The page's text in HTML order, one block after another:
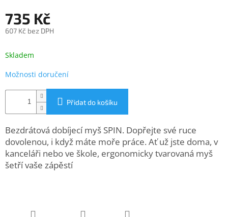
Rozšíření
záruk
a
pojištění
Splátky
Gaming
Telefony
tablety
735 Kč
607 Kč bez DPH
cena:
Skladem
Možnosti doručení
Přidat do košíku
Bezdrátová dobíjecí myš SPIN. Dopřejte své ruce
dovolenou, i když máte moře práce. Ať už jste doma, v
kanceláři nebo ve škole, ergonomicky tvarovaná myš
šetří vaše zápěstí